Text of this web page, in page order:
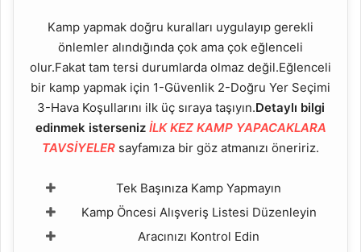
Kamp yapmak doğru kuralları uygulayıp gerekli
önlemler alındığında çok ama çok eğlenceli
olur.Fakat tam tersi durumlarda olmaz değil.Eğlenceli
bir kamp yapmak için 1-Güvenlik 2-Doğru Yer Seçimi
3-Hava Koşullarını ilk üç sıraya taşıyın.Detaylı bilgi
edinmek isterseniz İLK KEZ KAMP YAPACAKLARA
TAVSİYELER sayfamıza bir göz atmanızı öneririz.
Tek Başınıza Kamp Yapmayın
Kamp Öncesi Alışveriş Listesi Düzenleyin
Aracınızı Kontrol Edin